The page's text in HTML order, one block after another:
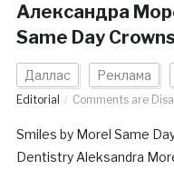
Александра
Same Day Crowns
Даллас Реклама
Editorial
Comments are
Smiles by Morel Same
Dentistry Aleksandra